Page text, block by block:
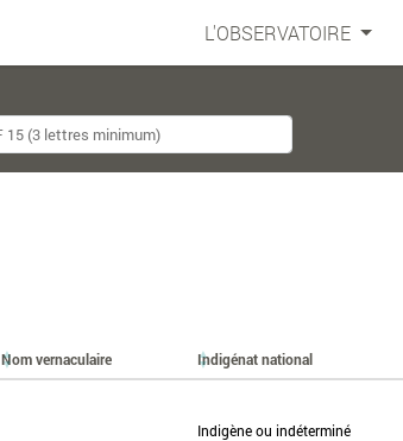
L'OBSERVATOIRE
Nom vernaculaire Indigénat national
Indigène ou indéterminé